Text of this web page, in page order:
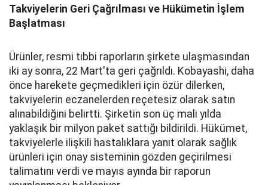
Takviyelerin Geri Çağrılması ve Hükümetin İşlem
Başlatması
Ürünler, resmi tıbbi raporların şirkete ulaşmasından
iki ay sonra, 22 Mart'ta geri çağrıldı. Kobayashi, daha
önce harekete geçmedikleri için özür dilerken,
takviyelerin eczanelerden reçetesiz olarak satın
alınabildiğini belirtti. Şirketin son üç mali yılda
yaklaşık bir milyon paket sattığı bildirildi. Hükümet,
takviyelerle ilişkili hastalıklara yanıt olarak sağlık
ürünleri için onay sisteminin gözden geçirilmesi
talimatını verdi ve mayıs ayında bir raporun